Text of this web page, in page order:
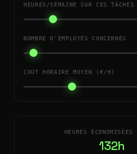
HEURES/SEMAINE SUR CES TÂCHES
NOMBRE D'EMPLOYÉS CONCERNÉS
COÛT HORAIRE MOYEN (€/H)
HEURES
132h